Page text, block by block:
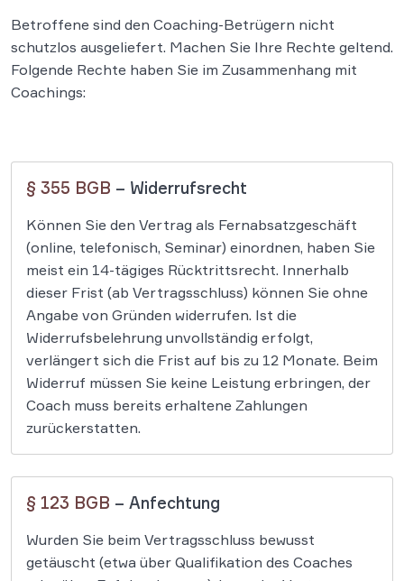
Betroffene sind den Coaching-Betrügern nicht
schutzlos ausgeliefert. Machen Sie Ihre Rechte geltend.
Folgende Rechte haben Sie im Zusammenhang mit
Coachings:
§ 355 BGB – Widerrufsrecht
Können Sie den Vertrag als Fernabsatzgeschäft
(online, telefonisch, Seminar) einordnen, haben Sie
meist ein 14-tägiges Rücktrittsrecht​. Innerhalb
dieser Frist (ab Vertragsschluss) können Sie ohne
Angabe von Gründen widerrufen. Ist die
Widerrufsbelehrung unvollständig erfolgt,
verlängert sich die Frist auf bis zu 12 Monate. Beim
Widerruf müssen Sie keine Leistung erbringen, der
Coach muss bereits erhaltene Zahlungen
zurückerstatten.
§ 123 BGB – Anfechtung
Wurden Sie beim Vertragsschluss bewusst
getäuscht (etwa über Qualifikation des Coaches